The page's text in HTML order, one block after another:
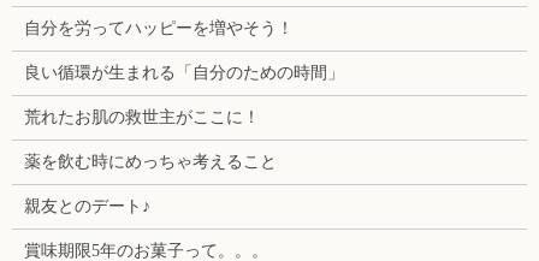
自分を労ってハッピーを増やそう！
良い循環が生まれる「自分のための時間」
荒れたお肌の救世主がここに！
薬を飲む時にめっちゃ考えること
親友とのデート♪
賞味期限5年のお菓子って。。。